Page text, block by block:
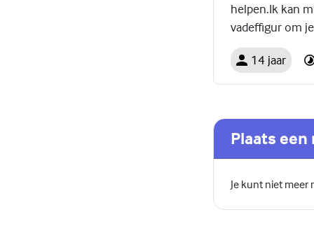
helpen.Ik kan
vadeffigur om
14 jaar
Plaats een
Je kunt niet meer